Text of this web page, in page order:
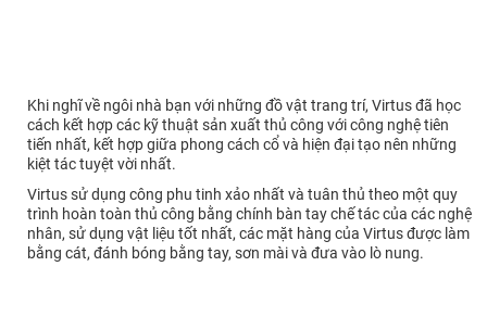
Khi nghĩ về ngôi nhà bạn với những đồ vật trang trí, Virtus đã học
cách kết hợp các kỹ thuật sản xuất thủ công với công nghệ tiên
tiến nhất, kết hợp giữa phong cách cổ và hiện đại tạo nên những
kiệt tác tuyệt vời nhất.
Virtus sử dụng công phu tinh xảo nhất và tuân thủ theo một quy
trình hoàn toàn thủ công bằng chính bàn tay chế tác của các nghệ
nhân, sử dụng vật liệu tốt nhất, các mặt hàng của Virtus được làm
bằng cát, đánh bóng bằng tay, sơn mài và đưa vào lò nung.